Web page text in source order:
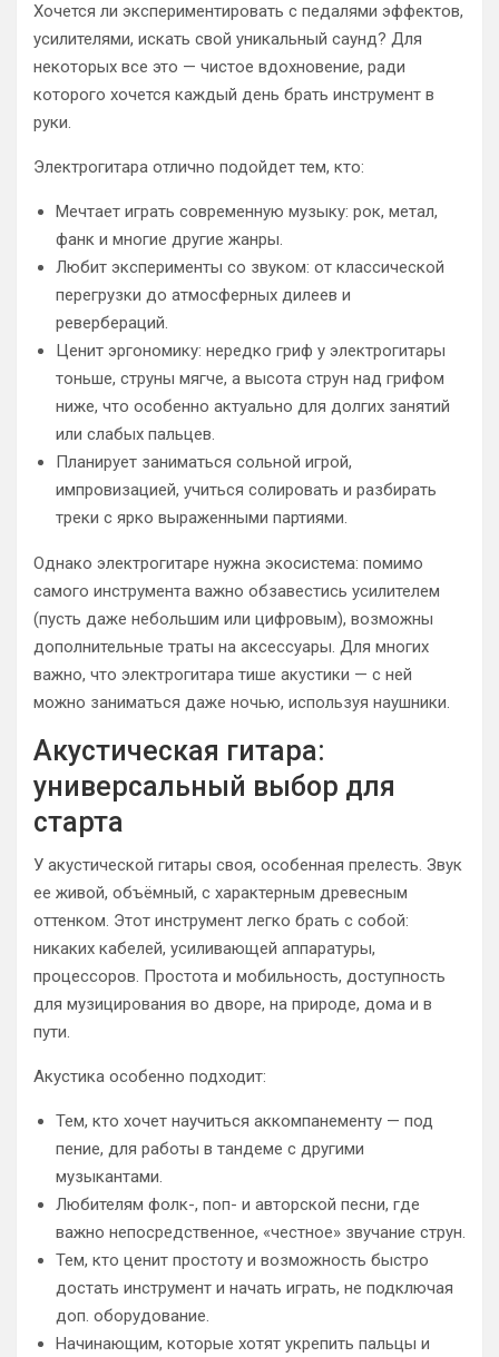
Хочется ли экспериментировать с педалями эффектов,
усилителями, искать свой уникальный саунд? Для
некоторых все это — чистое вдохновение, ради
которого хочется каждый день брать инструмент в
руки.
Электрогитара отлично подойдет тем, кто:
Мечтает играть современную музыку: рок, метал,
фанк и многие другие жанры.
Любит эксперименты со звуком: от классической
перегрузки до атмосферных дилеев и
ревербераций.
Ценит эргономику: нередко гриф у электрогитары
тоньше, струны мягче, а высота струн над грифом
ниже, что особенно актуально для долгих занятий
или слабых пальцев.
Планирует заниматься сольной игрой,
импровизацией, учиться солировать и разбирать
треки с ярко выраженными партиями.
Однако электрогитаре нужна экосистема: помимо
самого инструмента важно обзавестись усилителем
(пусть даже небольшим или цифровым), возможны
дополнительные траты на аксессуары. Для многих
важно, что электрогитара тише акустики — с ней
можно заниматься даже ночью, используя наушники.
Акустическая гитара:
универсальный выбор для
старта
У акустической гитары своя, особенная прелесть. Звук
ее живой, объёмный, с характерным древесным
оттенком. Этот инструмент легко брать с собой:
никаких кабелей, усиливающей аппаратуры,
процессоров. Простота и мобильность, доступность
для музицирования во дворе, на природе, дома и в
пути.
Акустика особенно подходит:
Тем, кто хочет научиться аккомпанементу — под
пение, для работы в тандеме с другими
музыкантами.
Любителям фолк-, поп- и авторской песни, где
важно непосредственное, «честное» звучание струн.
Тем, кто ценит простоту и возможность быстро
достать инструмент и начать играть, не подключая
доп. оборудование.
Начинающим, которые хотят укрепить пальцы и